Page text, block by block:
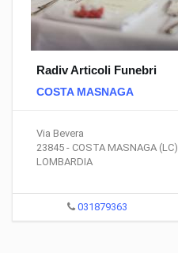
Radiv Articoli Funebri
COSTA MASNAGA
Via Bevera
23845 - COSTA MASNAGA (LC)
LOMBARDIA
031879363